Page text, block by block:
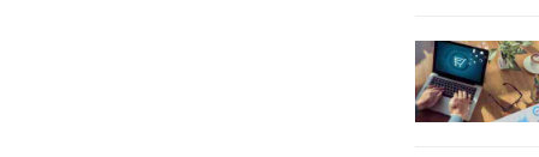
bir yapılanma yapılamadığı için, bir